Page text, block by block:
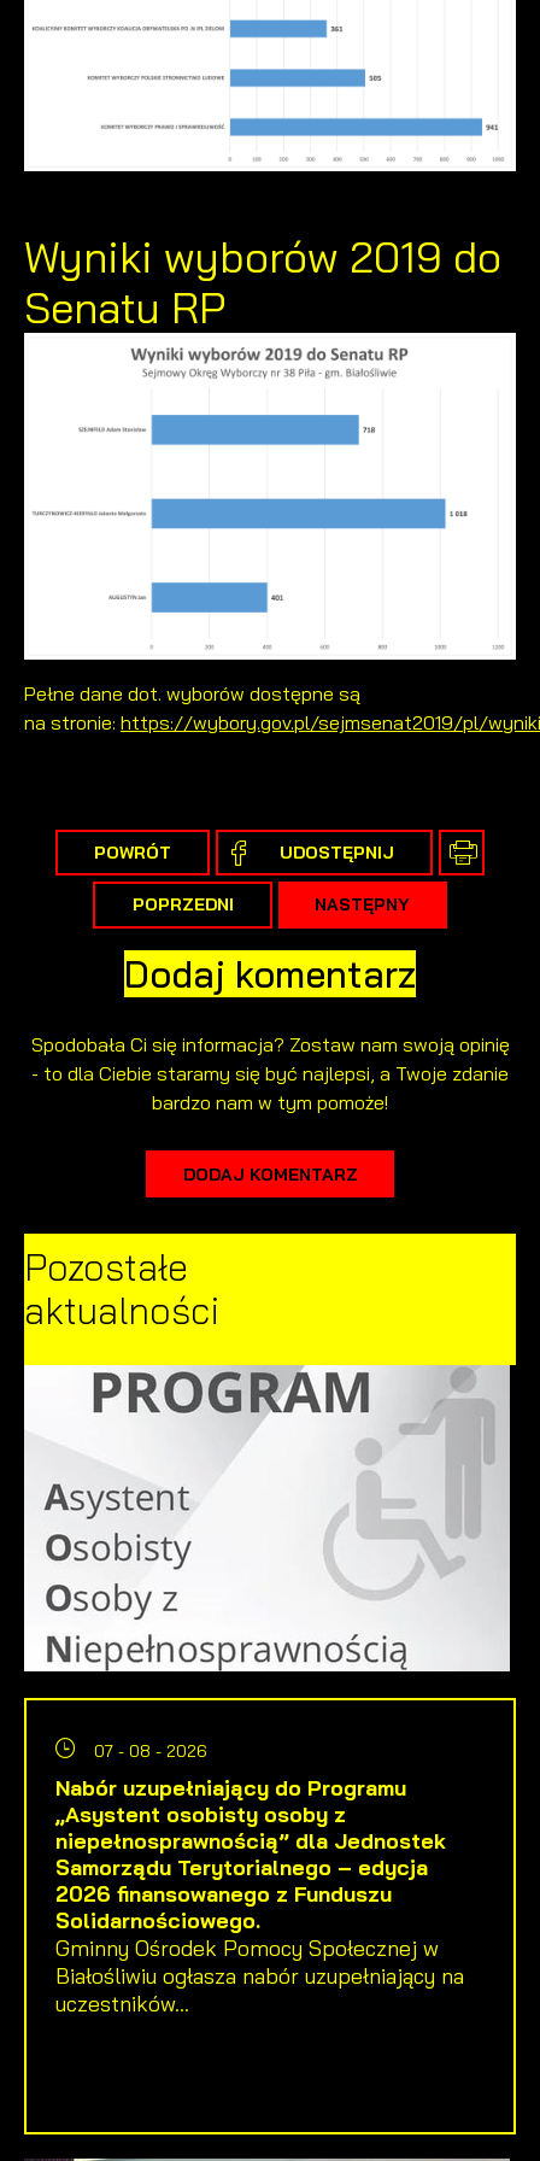
Wyniki wyborów 2019 do
Senatu RP
Pełne dane dot. wyborów dostępne są
na stronie: https://wybory.gov.pl/sejmsenat2019/pl/
POWRÓT UDOSTĘPNIJ
POPRZEDNI NASTĘPNY
Dodaj komentarz
Spodobała Ci się informacja? Zostaw nam swoją opinię
- to dla Ciebie staramy się być najlepsi, a Twoje zdanie
bardzo nam w tym pomoże!
DODAJ KOMENTARZ
Pozostałe
aktualności
07 - 08 - 2026
Nabór uzupełniający do Programu
„Asystent osobisty osoby z
niepełnosprawnością” dla Jednostek
Samorządu Terytorialnego – edycja
2026 finansowanego z Funduszu
Solidarnościowego.
Gminny Ośrodek Pomocy Społecznej w
Białośliwiu ogłasza nabór uzupełniający na
uczestników...
nasze treści w postaci wiadomości, ofert, komunikatów mediów